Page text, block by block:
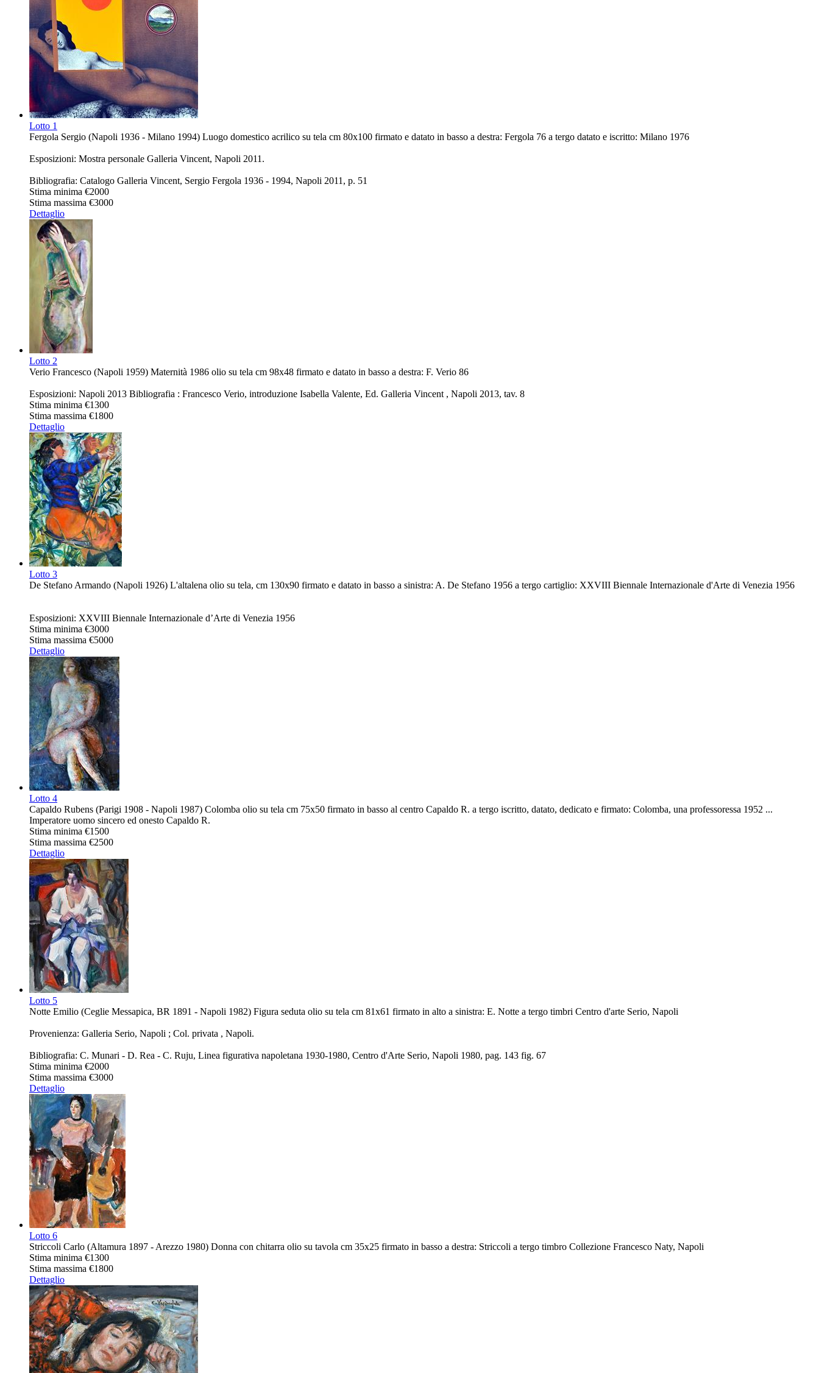
Lotto 1
Fergola Sergio (Napoli 1936 - Milano 1994) Luogo domestico acrilico su tela cm 80x100 firmato e datato in basso a destra: Fergola 76 a tergo datato e iscritto: Milano 1976
Esposizioni: Mostra personale Galleria Vincent, Napoli 2011.
Bibliografia: Catalogo Galleria Vincent, Sergio Fergola 1936 - 1994, Napoli 2011, p. 51
Stima minima €2000
Stima massima €3000
Dettaglio
Lotto 2
Verio Francesco (Napoli 1959) Maternità 1986 olio su tela cm 98x48 firmato e datato in basso a destra: F. Verio 86
Esposizioni: Napoli 2013 Bibliografia : Francesco Verio, introduzione Isabella Valente, Ed. Galleria Vincent , Napoli 2013, tav. 8
Stima minima €1300
Stima massima €1800
Dettaglio
Lotto 3
De Stefano Armando (Napoli 1926) L'altalena olio su tela, cm 130x90 firmato e datato in basso a sinistra: A. De Stefano 1956 a tergo cartiglio: XXVIII Biennale Internazionale d'Arte di Venezia 1956
Esposizioni: XXVIII Biennale Internazionale d’Arte di Venezia 1956
Stima minima €3000
Stima massima €5000
Dettaglio
Lotto 4
Capaldo Rubens (Parigi 1908 - Napoli 1987) Colomba olio su tela cm 75x50 firmato in basso al centro Capaldo R. a tergo iscritto, datato, dedicato e firmato: Colomba, una professoressa 1952 ...
Imperatore uomo sincero ed onesto Capaldo R.
Stima minima €1500
Stima massima €2500
Dettaglio
Lotto 5
Notte Emilio (Ceglie Messapica, BR 1891 - Napoli 1982) Figura seduta olio su tela cm 81x61 firmato in alto a sinistra: E. Notte a tergo timbri Centro d'arte Serio, Napoli
Provenienza: Galleria Serio, Napoli ; Col. privata , Napoli.
Bibliografia: C. Munari - D. Rea - C. Ruju, Linea figurativa napoletana 1930-1980, Centro d'Arte Serio, Napoli 1980, pag. 143 fig. 67
Stima minima €2000
Stima massima €3000
Dettaglio
Lotto 6
Striccoli Carlo (Altamura 1897 - Arezzo 1980) Donna con chitarra olio su tavola cm 35x25 firmato in basso a destra: Striccoli a tergo timbro Collezione Francesco Naty, Napoli
Stima minima €1300
Stima massima €1800
Dettaglio